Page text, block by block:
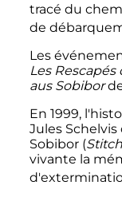
tracé du
de
Les
Les Rescapés
aus Sobibor
En 1999,
Jules
Sobibor (
vivante la